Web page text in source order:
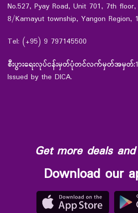
No.527, Pyay Road, Unit 701, 7th
8/Kamayut township, Yangon Region,
Tel: (+95) 9 797145500
စီးပွားရေးလုပ်ငန်းမှတ်ပုံတင်လက်မှတ်အမှတ်:
Issued by the DICA.
Get more deals
Download our